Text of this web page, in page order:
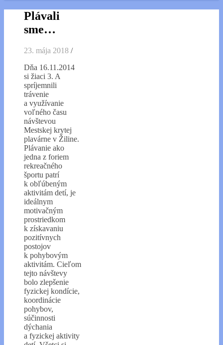
Plávali
sme…
23. mája 2018 /
Dňa 16.11.2014
si žiaci 3. A
spríjemnili
trávenie
a využívanie
voľného času
návštevou
Mestskej krytej
plavárne v Žiline.
Plávanie ako
jedna z foriem
rekreačného
športu patrí
k obľúbeným
aktivitám detí, je
ideálnym
motivačným
prostriedkom
k získavaniu
pozitívnych
postojov
k pohybovým
aktivitám. Cieľom
tejto návštevy
bolo zlepšenie
fyzickej kondície,
koordinácie
pohybov,
súčinnosti
dýchania
a fyzickej aktivity